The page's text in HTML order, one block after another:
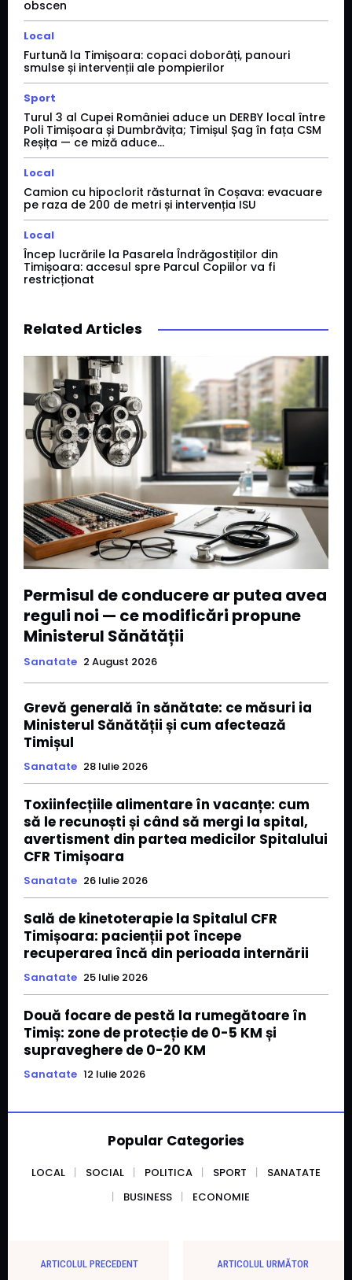
obscen
Local
Furtună la Timișoara: copaci doborâți, panouri
smulse și intervenții ale pompierilor
Sport
Turul 3 al Cupei României aduce un DERBY local între
Poli Timișoara și Dumbrăvița; Timișul Șag în fața CSM
Reșița — ce miză aduce...
Local
Camion cu hipoclorit răsturnat în Coșava: evacuare
pe raza de 200 de metri și intervenția ISU
Local
Încep lucrările la Pasarela Îndrăgostiților din
Timișoara: accesul spre Parcul Copiilor va fi
restricționat
Related Articles
Permisul de conducere ar putea avea
reguli noi — ce modificări propune
Ministerul Sănătății
Sanatate 2 August 2026
Grevă generală în sănătate: ce măsuri ia
Ministerul Sănătății și cum afectează
Timișul
Sanatate 28 Iulie 2026
Toxiinfecțiile alimentare în vacanțe: cum
să le recunoști și când să mergi la spital,
avertisment din partea medicilor Spitalului
CFR Timișoara
Sanatate 26 Iulie 2026
Sală de kinetoterapie la Spitalul CFR
Timișoara: pacienții pot începe
recuperarea încă din perioada internării
Sanatate 25 Iulie 2026
Două focare de pestă la rumegătoare în
Timiș: zone de protecție de 0-5 KM și
supraveghere de 0-20 KM
Sanatate 12 Iulie 2026
Popular Categories
LOCAL SOCIAL POLITICA SPORT
SANATATE
BUSINESS
ECONOMIE
ARTICOLUL PRECEDENT ARTICOLUL URMĂTOR